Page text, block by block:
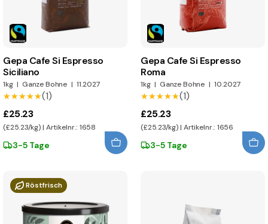
Gepa Cafe Si Espresso
Siciliano
1kg | Ganze Bohne | 11.2027
★★★★★
★★★★★(1)
£25.23
(£25.23/kg) | Artikelnr.: 1658
3-5 Tage
Gepa Cafe Si Espresso
Roma
1kg | Ganze Bohne | 10.2027
★★★★★
★★★★★(1)
£25.23
(£25.23/kg) | Artikelnr.: 1656
3-5 Tage
Röstfrisch